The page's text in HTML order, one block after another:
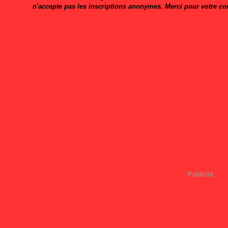
n'accepte pas les inscriptions anonymes. Merci pour votre
Publicité